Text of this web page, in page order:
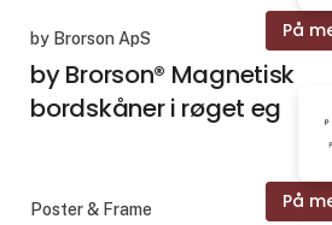
På
by Brorson ApS
by Brorson® Magnetisk
bordskåner i røget eg
På
Poster & Frame